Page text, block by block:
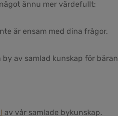
ännu mer värdefullt:
är ensam med dina frågor.
by av samlad kunskap för
av vår samlade bykunskap.